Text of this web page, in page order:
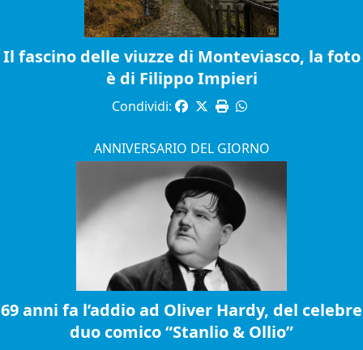
Il fascino delle viuzze di Monteviasco, la foto
è di Filippo Impieri
Condividi:
ANNIVERSARIO DEL GIORNO
69 anni fa l’addio ad Oliver Hardy, del celebre
duo comico “Stanlio & Ollio”